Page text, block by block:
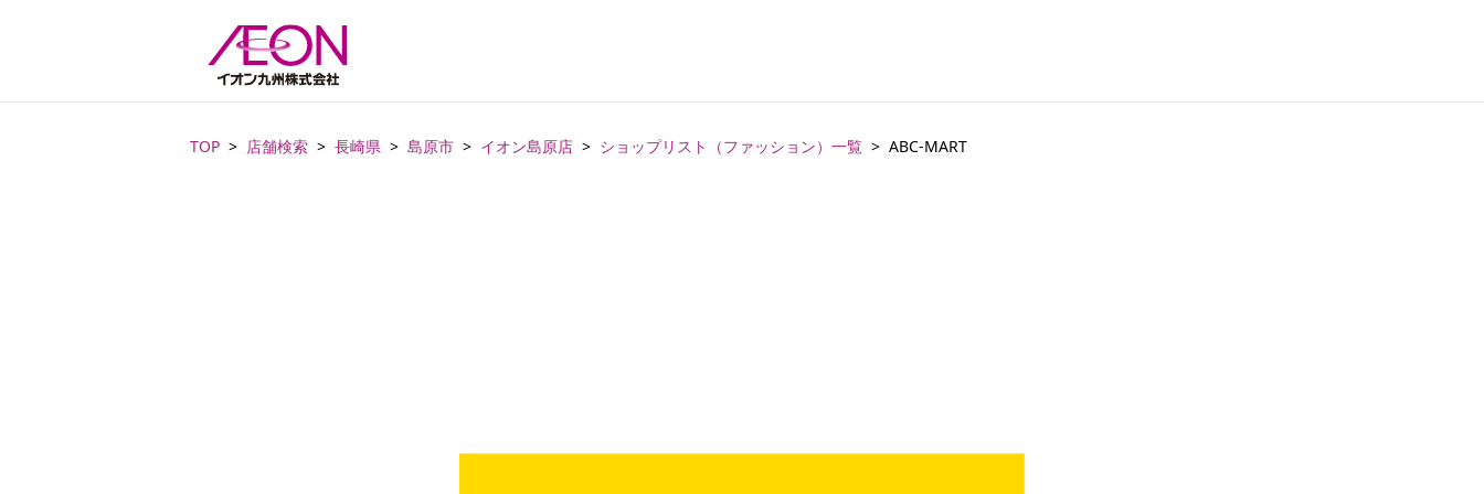
TOP 店舗検索 長崎県 島原市 イオン島原店 ショップリスト（ファッション）一覧 ABC-MART